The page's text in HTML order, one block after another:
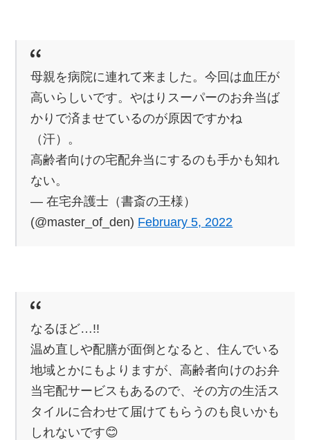
母親を病院に連れて来ました。今回は血圧が
高いらしいです。やはりスーパーのお弁当ば
かりで済ませているのが原因ですかね
（汗）。
高齢者向けの宅配弁当にするのも手かも知れ
ない。
— 在宅弁護士（書斎の王様）
(@master_of_den) February 5, 2022
なるほど…!!
温め直しや配膳が面倒となると、住んでいる
地域とかにもよりますが、高齢者向けのお弁
当宅配サービスもあるので、その方の生活ス
タイルに合わせて届けてもらうのも良いかも
しれないです😊